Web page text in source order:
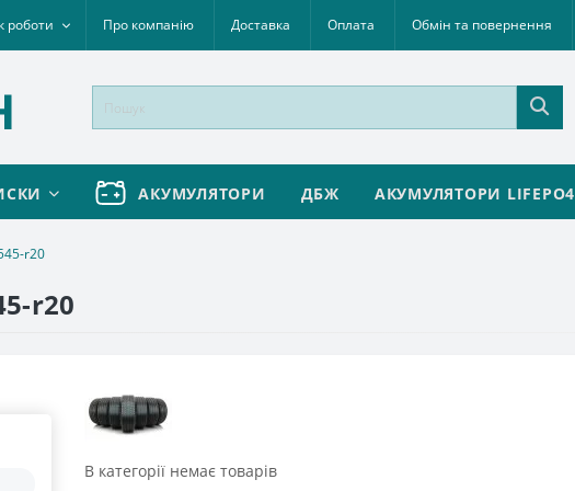
роботи Про компанію Доставка Оплата Обмін та повернення
АКУМУЛЯТОРИ ДБЖ АКУМУЛЯТОРИ LIFEPO4
r20
r20
В категорії немає товарів